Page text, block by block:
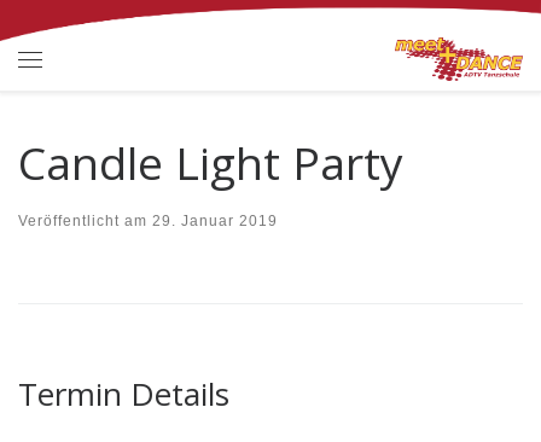
Zum Inhalt springen
Candle Light Party
Veröffentlicht am 29. Januar 2019
Termin Details